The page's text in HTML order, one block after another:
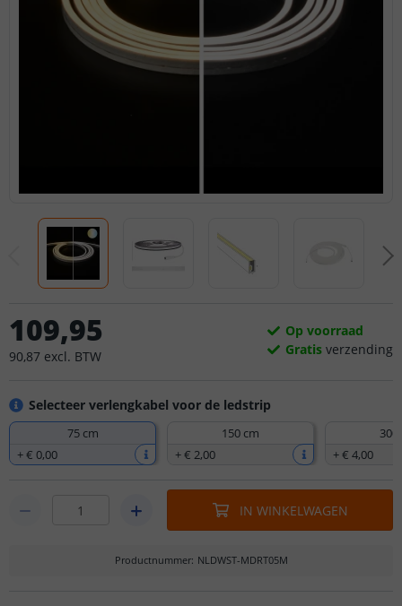
Selecteer verlengkabel voor de ledstrip
75 cm
+€ 0,00
150 cm
+€ 2,00
300
+€ 4,00
109,95
90,87 excl. BTW
Op voorraad
Gratis verzending
IN WINKELWAGEN
Productnummer: NLDWST-MDRT05M